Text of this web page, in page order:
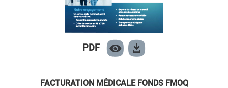
PDF
FACTURATION MÉDICALE FONDS FMOQ